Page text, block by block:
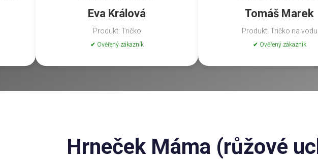
Eva Králová
Produkt: Tričko
✔ Ověřený zákazník
Tomáš Marek
Produkt: Tričko na vodu
✔ Ověřený zákazník
Hrneček Máma (růžové